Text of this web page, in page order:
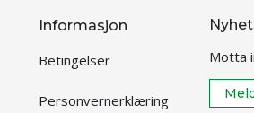
Informasjon
Betingelser
Personvernerklæring
Motta